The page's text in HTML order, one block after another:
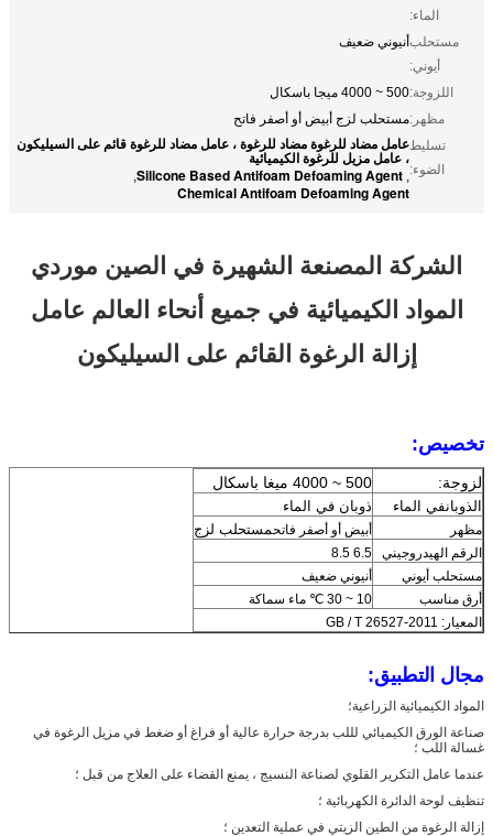
الماء:
مستحلب
أيوني:
أنيوني ضعيف
اللزوجة:500 ~ 4000 ميجا باسكال
مظهر:مستحلب لزج أبيض أو أصفر فاتح
تسليط
الضوء:
عامل مضاد للرغوة مضاد للرغوة ، عامل مضاد للرغوة قائم على السيليكون
، عامل مزيل للرغوة الكيميائية
,
Silicone Based Antifoam Defoaming Agent
,
Chemical Antifoam Defoaming Agent
الشركة المصنعة الشهيرة في الصين موردي
المواد الكيميائية في جميع أنحاء العالم عامل
إزالة الرغوة القائم على السيليكون
تخصيص:
لزوجة: 500 ~ 4000 ميغا باسكال
الذوبانفي الماء ذوبان في الماء
مظهر أبيض أو أصفر فاتحمستحلب لزج
الرقم الهيدروجيني
6.5 8.5
مستحلب أيوني
أنيوني ضعيف
أرق مناسب
10 ~ 30 ℃ ماء سماكة
المعيار: GB / T 26527-2011
مجال التطبيق:
المواد الكيميائية الزراعية؛
صناعة الورق الكيميائي لللب بدرجة حرارة عالية أو فراغ أو ضغط في مزيل الرغوة في
غسالة اللب ؛
عندما عامل التكرير القلوي لصناعة النسيج ، يمنع القضاء على العلاج من قبل ؛
تنظيف لوحة الدائرة الكهربائية ؛
إزالة الرغوة من الطين الزيتي في عملية التعدين ؛